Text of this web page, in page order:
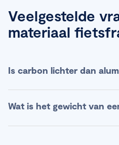
Veelgestelde
materiaal
Is carbon lichter dan
Ja, carbon is in de praktijk
gewichtsverhouding,
Wat is het gewicht van